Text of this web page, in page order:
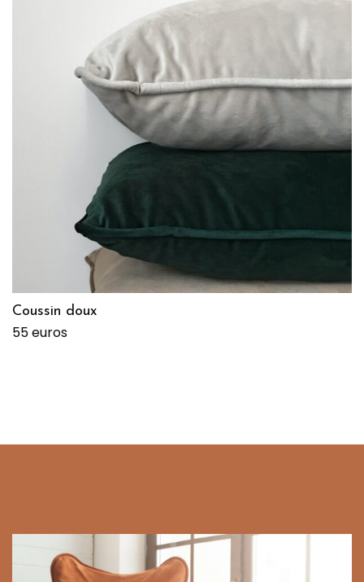
Coussin doux
55 euros